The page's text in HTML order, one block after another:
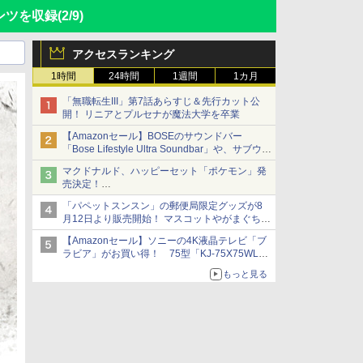
ツを収録(2/9)
アクセスランキング
1時間 24時間 1週間 1カ月
「無職転生III」第7話あらすじ＆先行カット公
開！ リニアとプルセナが魔法大学を卒業
【Amazonセール】BOSEのサウンドバー
「Bose Lifestyle Ultra Soundbar」や、サブウー
ファー「Bose Lifestyle Ultra Subwoofer」など
お買い得！
マクドナルド、ハッピーセット「ポケモン」発
売決定！
ポケモン30周年記念で30匹が大集合
「パペットスンスン」の郵便局限定グッズが8
月12日より販売開始！ マスコットやがまぐち、
レターセットなどが登場
【Amazonセール】ソニーの4K液晶テレビ「ブ
ラビア」がお買い得！ 75型「KJ-75X75WL」
もっと見る